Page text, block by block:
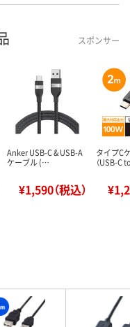
スポンサー
Anker USB-C & USB-A
ケーブル (…
¥1,590（税込）
タイプC
（USB-C